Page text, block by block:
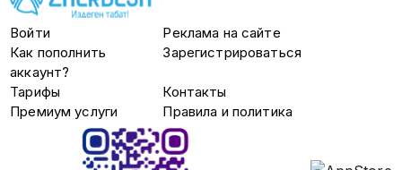
Войти
Реклама на сайте
Как пополнить
аккаунт?
Зарегистрироваться
Тарифы
Контакты
Премиум услуги
Правила и политика